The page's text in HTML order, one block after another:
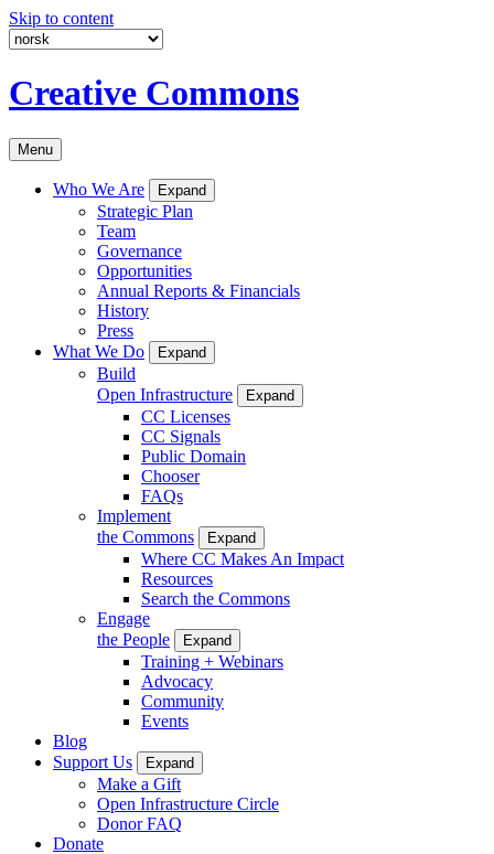
Skip to content
Creative Commons
Menu
Who We Are Expand
Strategic Plan
Team
Governance
Opportunities
Annual Reports & Financials
History
Press
What We Do
Expand
Build
Open Infrastructure
Expand
CC Licenses
CC Signals
Public Domain
Chooser
FAQs
Implement
the Commons
Expand
Where CC Makes An Impact
Resources
Search the Commons
Engage
the People
Expand
Training + Webinars
Advocacy
Community
Events
Blog
Support Us
Expand
Make a Gift
Open Infrastructure Circle
Donor FAQ
Donate